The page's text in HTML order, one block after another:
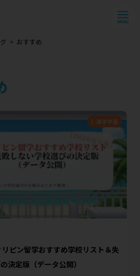
おすすめ
留学プラン
語学学習
ピン留学おすすめ学校リスト＆失
決定版（データ公開）